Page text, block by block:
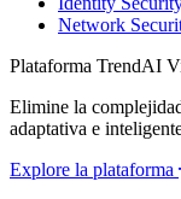
Network
Plataforma TrendAI
Elimine la
adaptativa e
Explore la plataforma